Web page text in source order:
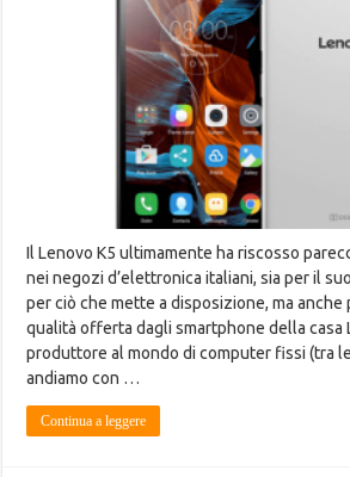
Il Lenovo K5 ultimamente ha riscosso
nei negozi d’elettronica italiani, sia per il
per ciò che mette a disposizione, ma anche
qualità offerta dagli smartphone della casa
produttore al mondo di computer fissi (tra
andiamo con …
Continua a leggere